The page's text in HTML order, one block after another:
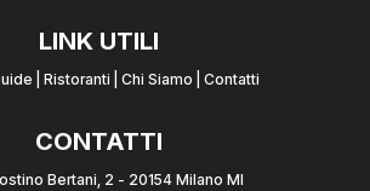
LINK UTILI
Ristoranti Chi Siamo Contatti
CONTATTI
Bertani, 2 - 20154 Milano MI